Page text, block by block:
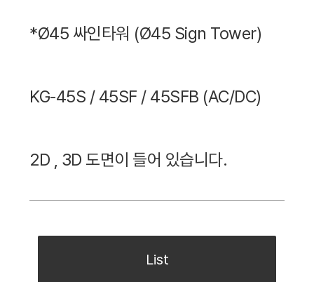
*Ø45 싸인타워 (Ø45 Sign Tower)
KG-45S / 45SF / 45SFB (AC/DC)
2D , 3D 도면이 들어 있습니다.
List